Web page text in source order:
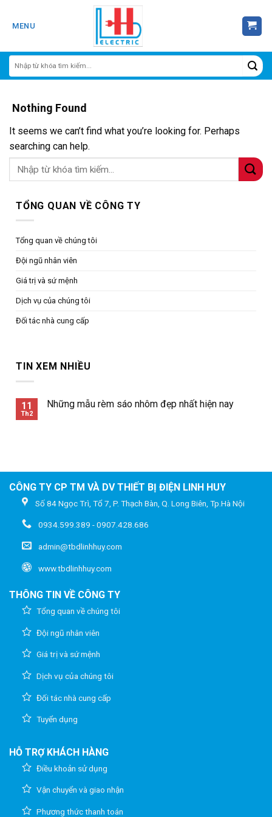
MENU
Nothing Found
It seems we can’t find what you’re looking for. Perhaps
searching can help.
TỔNG QUAN VỀ CÔNG TY
Tổng quan về chúng tôi
Đội ngũ nhân viên
Giá trị và sứ mệnh
Dịch vụ của chúng tôi
Đối tác nhà cung cấp
TIN XEM NHIỀU
11
Th2
Những mẫu rèm sáo nhôm đẹp nhất hiện nay
CÔNG TY CP TM VÀ DV THIẾT BỊ ĐIỆN LINH HUY
Số 84 Ngọc Trì, Tổ 7, P. Thạch Bàn, Q. Long Biên, Tp.Hà Nội
0934.599.389 - 0907.428.686
admin@tbdlinhhuy.com
www.tbdlinhhuy.com
THÔNG TIN VỀ CÔNG TY
Tổng quan về chúng tôi
Đội ngũ nhân viên
Giá trị và sứ mệnh
Dịch vụ của chúng tôi
Đối tác nhà cung cấp
Tuyển dụng
HỖ TRỢ KHÁCH HÀNG
Điều khoản sử dụng
Vận chuyển và giao nhận
Phương thức thanh toán